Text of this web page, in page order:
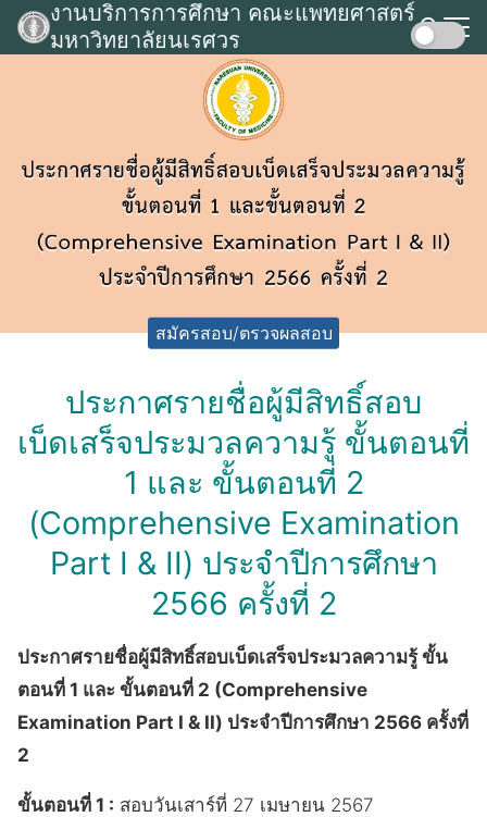
Skip
งานบริการการศึกษา คณะแพทยศาสตร์
มหาวิทยาลัยนเรศวร
สมัครสอบ/ตรวจผลสอบ
ประกาศรายชื่อผู้มีสิทธิ์สอบ
เบ็ดเสร็จประมวลความรู้ ขั้นตอนที่
1 และ ขั้นตอนที่ 2
(Comprehensive Examination
Part I & II) ประจำปีการศึกษา
2566 ครั้งที่ 2
ประกาศรายชื่อผู้มีสิทธิ์สอบเบ็ดเสร็จประมวลความรู้ ขั้น
ตอนที่ 1 และ ขั้นตอนที่ 2 (Comprehensive
Examination Part I & II) ประจำปีการศึกษา 2566 ครั้งที่
2
ขั้นตอนที่ 1 : สอบวันเสาร์ที่ 27 เมษายน 2567